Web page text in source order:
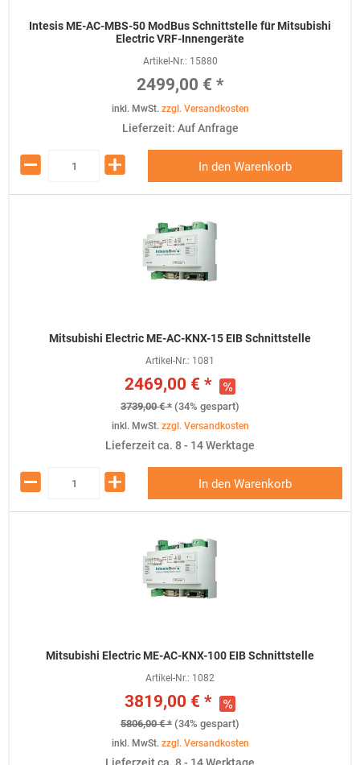
Intesis ME-AC-MBS-50 ModBus Schnittstelle für Mitsubishi
Electric VRF-Innengeräte
Artikel-Nr.: 15880
2499,00 € *
inkl. MwSt. zzgl. Versandkosten
Lieferzeit: Auf Anfrage
In den Warenkorb
Mitsubishi Electric ME-AC-KNX-15 EIB Schnittstelle
Artikel-Nr.: 1081
2469,00 € *
3739,00 € * (34% gespart)
inkl. MwSt. zzgl. Versandkosten
Lieferzeit ca. 8 - 14 Werktage
In den Warenkorb
Mitsubishi Electric ME-AC-KNX-100 EIB Schnittstelle
Artikel-Nr.: 1082
3819,00 € *
5806,00 € * (34% gespart)
inkl. MwSt. zzgl. Versandkosten